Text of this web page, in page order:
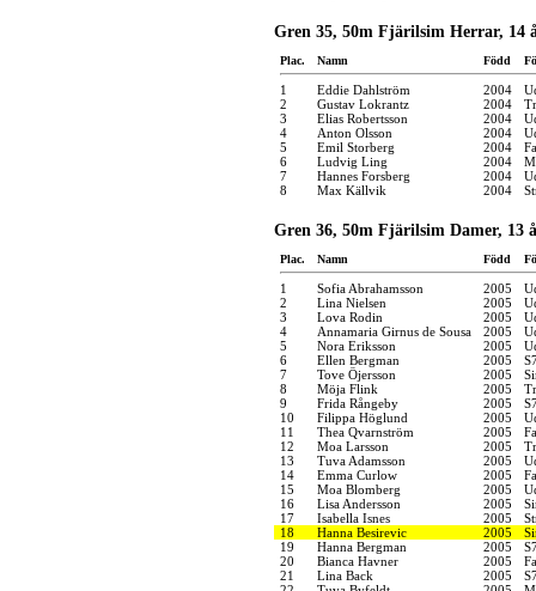
Gren 35, 50m Fjärilsim Herrar, 14
Plac. Namn Född
1 Eddie Dahlström 2004
2
Gustav Lokrantz 2004
3
Elias Robertsson 2004
4
Anton Olsson 2004
5
Emil Storberg 2004
6
Ludvig Ling 2004
7
Hannes Forsberg 2004
8
Max Källvik 2004
Gren 36, 50m Fjärilsim Damer, 13
Plac. Namn Född
1 Sofia Abrahamsson 2005
2
Lina Nielsen 2005
3
Lova Rodin 2005
4
Annamaria Girnus de Sousa 2005
5
Nora Eriksson 2005
6
Ellen Bergman 2005
7
Tove Öjersson 2005
8
Möja Flink 2005
9
Frida Rångeby 2005
10
Filippa Höglund 2005
11
Thea Qvarnström 2005
12
Moa Larsson 2005
13
Tuva Adamsson 2005
14
Emma Curlow 2005
15
Moa Blomberg 2005
16
Lisa Andersson 2005
17
Isabella Isnes 2005
18
Hanna Besirevic 2005
19
Hanna Bergman 2005
20
Bianca Havner 2005
21
Lina Back 2005